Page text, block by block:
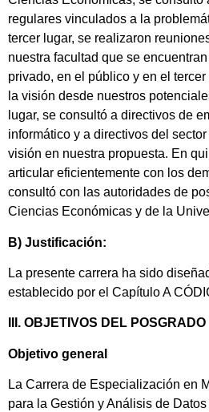
regulares vinculados a la
tercer lugar, se realizaron
nuestra facultad que se
privado, en el público y en el
la visión desde nuestros
lugar, se consultó a directivos de
informático y a directivos del
visión en nuestra propuesta. En
articular eficientemente con los
consultó con las autoridades de
Ciencias Económicas y de la
B) Justificación:
La presente carrera ha sido
establecido por el Capítulo A
III. OBJETIVOS DEL POSGRADO
Objetivo general
La Carrera de Especialización en
para la Gestión y Análisis de